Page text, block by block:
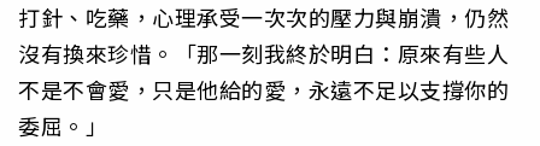
打針、吃藥，心理承受一次次的壓力與崩潰，仍然
沒有換來珍惜。「那一刻我終於明白：原來有些人
不是不會愛，只是他給的愛，永遠不足以支撐你的
委屈。」